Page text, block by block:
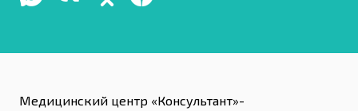
Медицинский центр «Консультант»-